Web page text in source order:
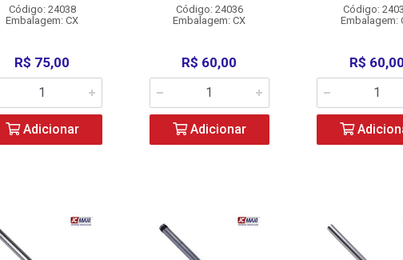
Código: 24038
Embalagem: CX
R$ 75,00
Adicionar
Código: 24036
Embalagem: CX
R$ 60,00
Adicionar
Código:
Embalagem:
R$ 60,00